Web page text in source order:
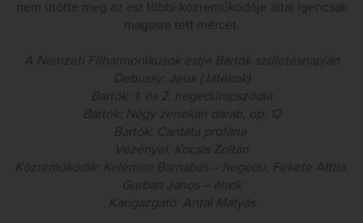
nem ütötte meg az est többi közreműködője által igencsak
magasra tett mércét.
A Nemzeti Filharmonikusok estje Bartók születésnapján
Debussy: Jeux (Játékok)
Bartók: 1. és 2. hegedűrapszódia
Bartók: Négy zenekari darab, op. 12
Bartók: Cantata profana
Vezényel: Kocsis Zoltán
Közreműködik: Kelemen Barnabás – hegedű, Fekete Attila,
Gurbán János – ének
Karigazgató: Antal Mátyás